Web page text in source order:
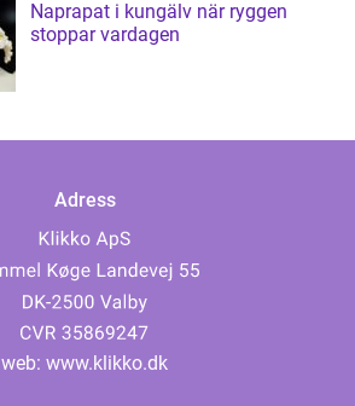
Naprapat i kungälv när ryggen
stoppar vardagen
Adress
web: www.klikko.dk